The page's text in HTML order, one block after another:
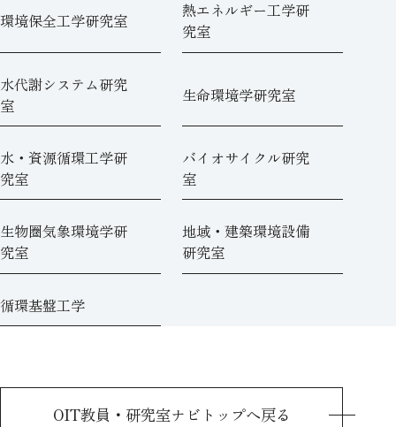
環境保全工学研究室
熱エネルギー工学研
究室
水代謝システム研究
室
生命環境学研究室
水・資源循環工学研
究室
バイオサイクル研究
室
生物圏気象環境学研
究室
地域・建築環境設備
研究室
循環基盤工学
OIT教員・研究室ナビトップへ戻る